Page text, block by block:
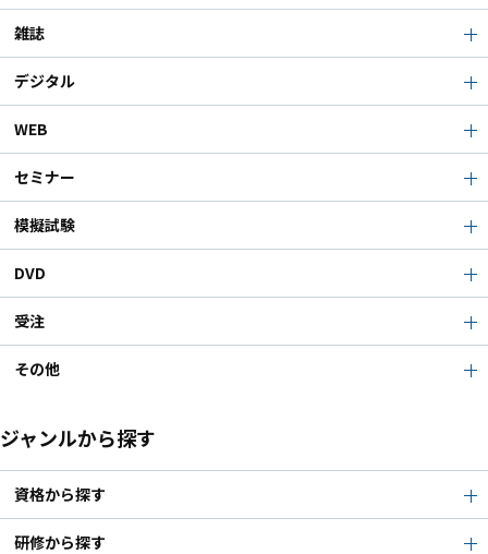
雑誌
デジタル
WEB
セミナー
模擬試験
DVD
受注
その他
ジャンルから探す
資格から探す
研修から探す